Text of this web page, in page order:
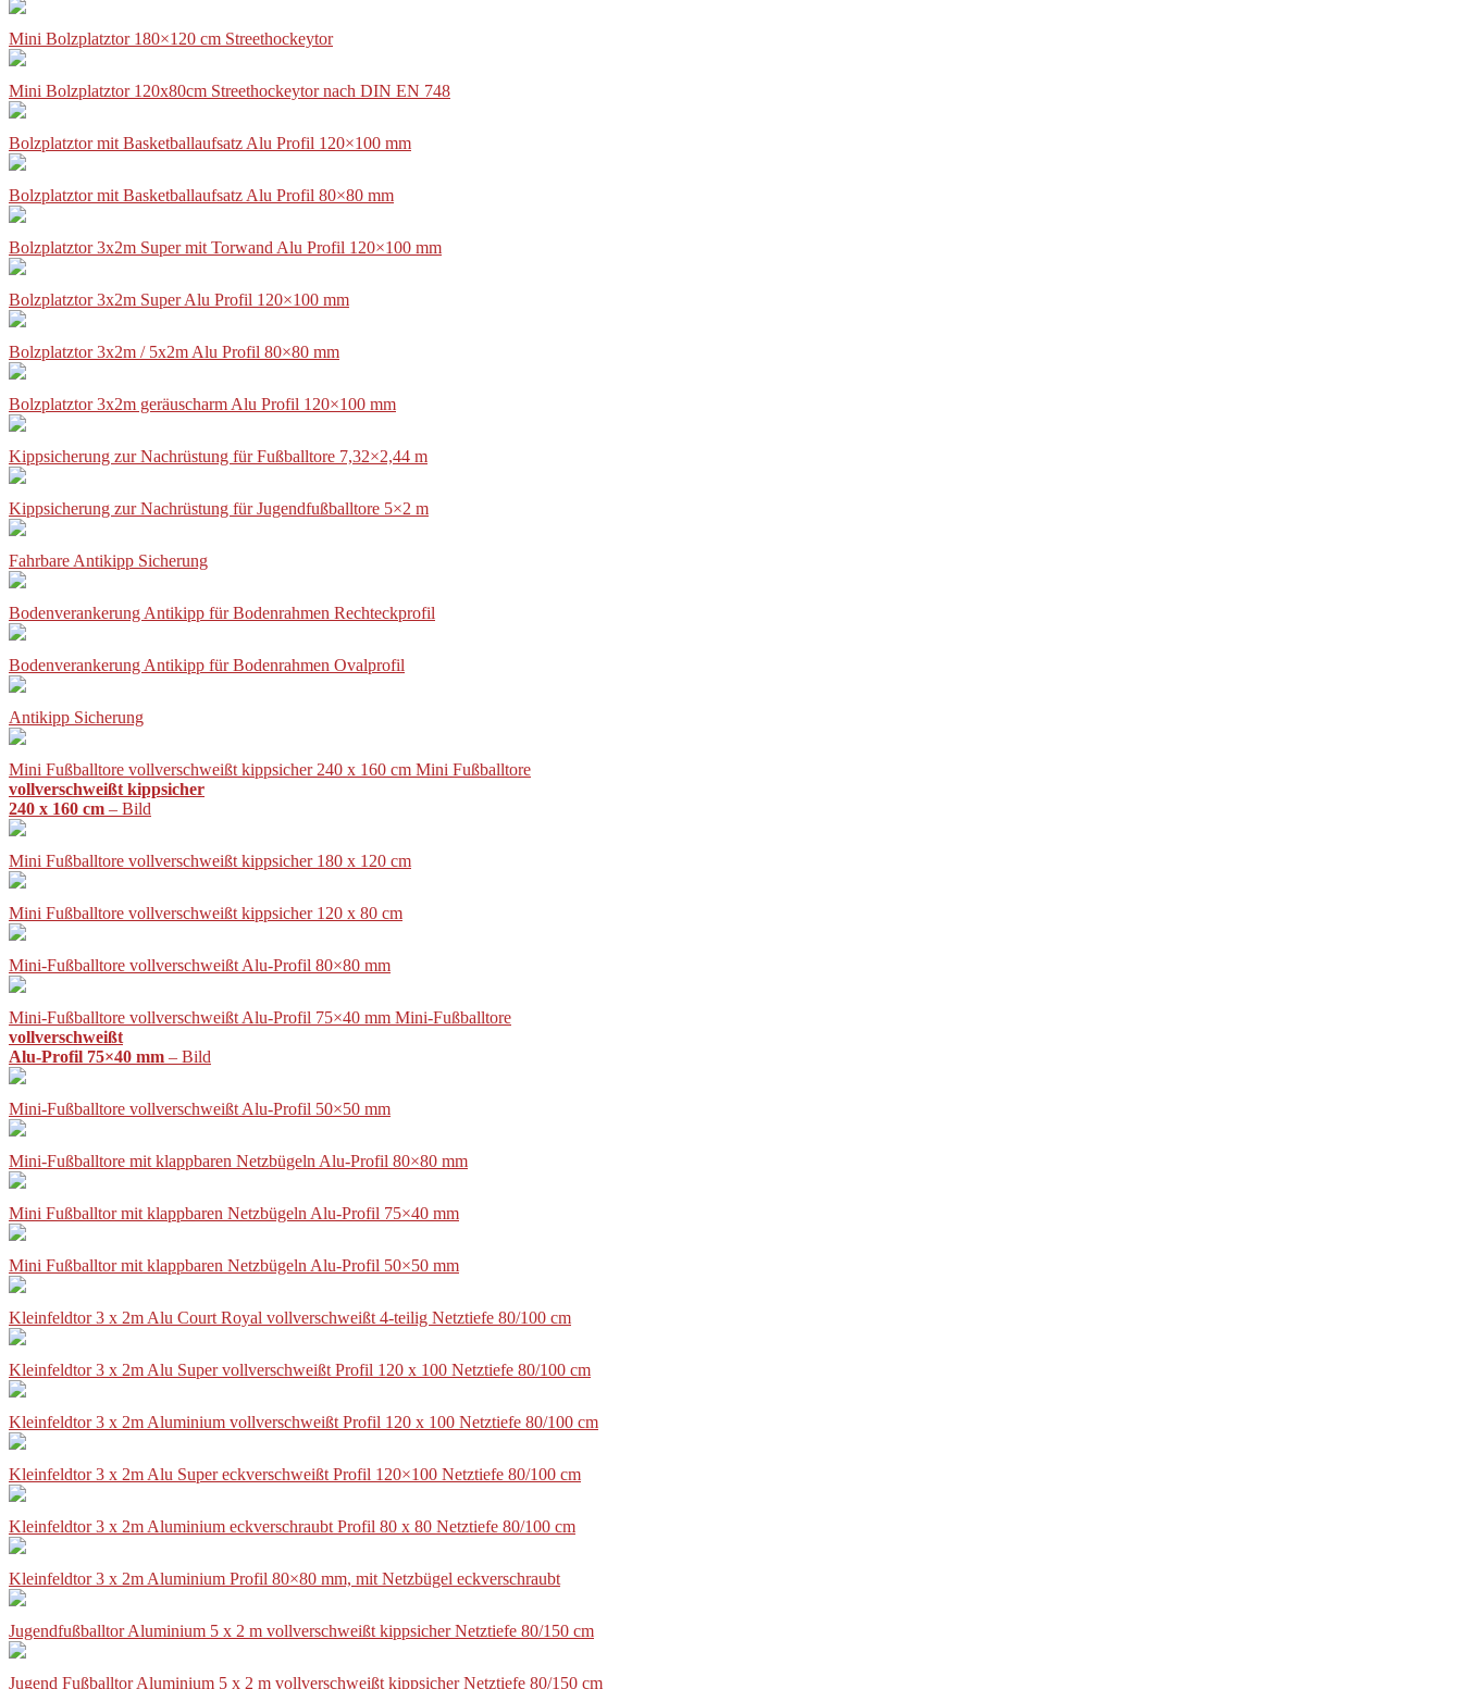
Mini Bolzplatztor 180×120 cm Streethockeytor
Mini Bolzplatztor 120x80cm Streethockeytor nach DIN EN 748
Bolzplatztor mit Basketballaufsatz Alu Profil 120×100 mm
Bolzplatztor mit Basketballaufsatz Alu Profil 80×80 mm
Bolzplatztor 3x2m Super mit Torwand Alu Profil 120×100 mm
Bolzplatztor 3x2m Super Alu Profil 120×100 mm
Bolzplatztor 3x2m / 5x2m Alu Profil 80×80 mm
Bolzplatztor 3x2m geräuscharm Alu Profil 120×100 mm
Kippsicherung zur Nachrüstung für Fußballtore 7,32×2,44 m
Kippsicherung zur Nachrüstung für Jugendfußballtore 5×2 m
Fahrbare Antikipp Sicherung
Bodenverankerung Antikipp für Bodenrahmen Rechteckprofil
Bodenverankerung Antikipp für Bodenrahmen Ovalprofil
Antikipp Sicherung
Mini Fußballtore vollverschweißt kippsicher 240 x 160 cm Mini Fußballtore
vollverschweißt kippsicher
240 x 160 cm – Bild
Mini Fußballtore vollverschweißt kippsicher 180 x 120 cm
Mini Fußballtore vollverschweißt kippsicher 120 x 80 cm
Mini-Fußballtore vollverschweißt Alu-Profil 80×80 mm
Mini-Fußballtore vollverschweißt Alu-Profil 75×40 mm Mini-Fußballtore
vollverschweißt
Alu-Profil 75×40 mm – Bild
Mini-Fußballtore vollverschweißt Alu-Profil 50×50 mm
Mini-Fußballtore mit klappbaren Netzbügeln Alu-Profil 80×80 mm
Mini Fußballtor mit klappbaren Netzbügeln Alu-Profil 75×40 mm
Mini Fußballtor mit klappbaren Netzbügeln Alu-Profil 50×50 mm
Kleinfeldtor 3 x 2m Alu Court Royal vollverschweißt 4-teilig Netztiefe 80/100 cm
Kleinfeldtor 3 x 2m Alu Super vollverschweißt Profil 120 x 100 Netztiefe 80/100 cm
Kleinfeldtor 3 x 2m Aluminium vollverschweißt Profil 120 x 100 Netztiefe 80/100 cm
Kleinfeldtor 3 x 2m Alu Super eckverschweißt Profil 120×100 Netztiefe 80/100 cm
Kleinfeldtor 3 x 2m Aluminium eckverschraubt Profil 80 x 80 Netztiefe 80/100 cm
Kleinfeldtor 3 x 2m Aluminium Profil 80×80 mm, mit Netzbügel eckverschraubt
Jugendfußballtor Aluminium 5 x 2 m vollverschweißt kippsicher Netztiefe 80/150 cm
Jugend Fußballtor Aluminium 5 x 2 m vollverschweißt kippsicher Netztiefe 80/150 cm